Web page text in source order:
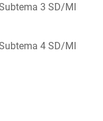
3 SD/MI
4 SD/MI